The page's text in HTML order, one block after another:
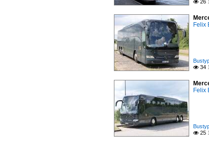
 26
Felix
 34
Felix
 25